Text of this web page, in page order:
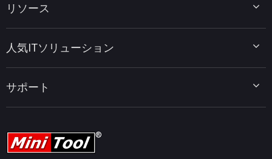
MiniTool Power Data Recovery
MiniTool PDF Editor
MiniTool MovieMaker
MiniTool uTube Downloader
リソース
データ復元ヒント
PDF編集ヒント
動画編集ヒント
ビデオ変換ヒント
画面録画ヒント
人気ITソリューション
MiniTool ニュースセンター
サポート
ヘルプ